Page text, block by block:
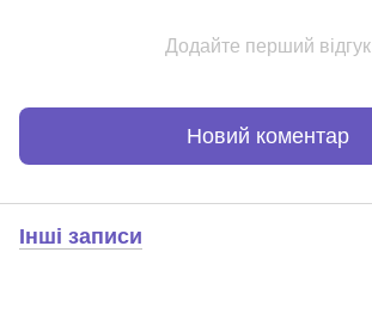
Додайте перший відгук
Новий коментар
Інші записи